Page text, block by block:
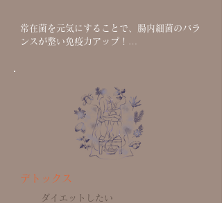
常在菌を元気にすることで、腸内細菌のバラ
ンスが整い免疫力アップ！
と言われています。
人のカラダのベスト体温は36.5℃。低体温
を放置してしまうと、基礎代謝が下がり、痩
せづらい、自律神経の乱れ、睡眠障害や、さ
まざまな病気、ガン体質、アトピー・アレル
ギー体質になる傾向があると言われていま
す。身体の内側からじっくり温まることで手
足やお腹の冷えの緩和へ。
デトックス
ダイエットしたい